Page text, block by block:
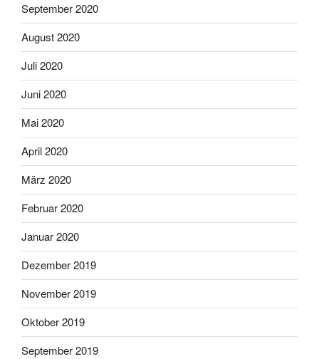
September 2020
August 2020
Juli 2020
Juni 2020
Mai 2020
April 2020
März 2020
Februar 2020
Januar 2020
Dezember 2019
November 2019
Oktober 2019
September 2019